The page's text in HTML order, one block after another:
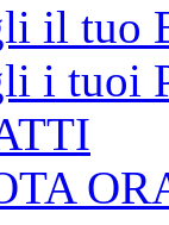
il tuo
i tuoi